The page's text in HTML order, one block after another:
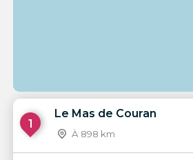
1
Le Mas de Couran
À 898 km